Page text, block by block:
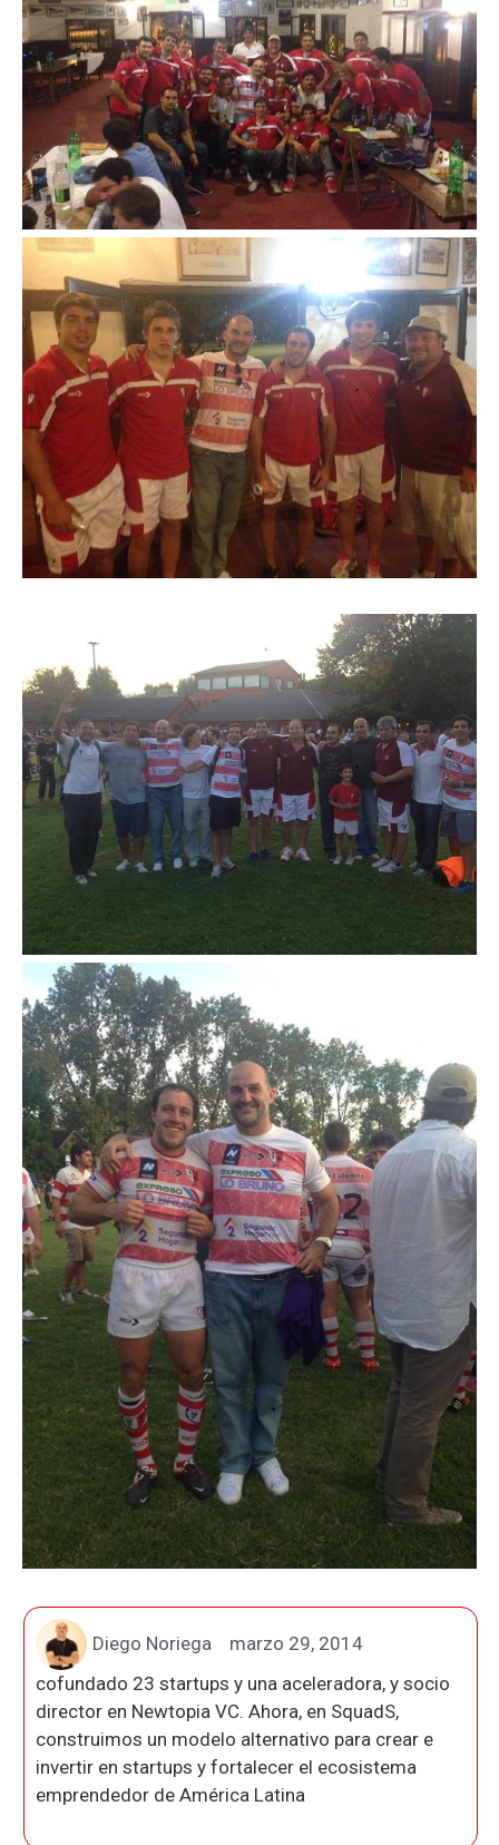
Diego Noriega
marzo 29, 2014
cofundado 23 startups y una aceleradora, y socio
director en Newtopia VC. Ahora, en SquadS,
construimos un modelo alternativo para crear e
invertir en startups y fortalecer el ecosistema
emprendedor de América Latina